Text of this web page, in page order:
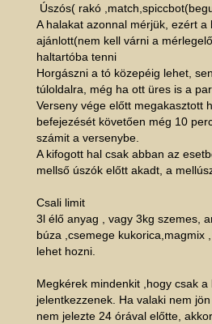
Úszós( rakó
A halakat azonnal mérjük, ezért a
ajánlott(nem kell várni a
haltartóba tenni
Horgászni a tó közepéig lehet,
túloldalra, még ha ott üres is a
Verseny vége előtt megakasztott
befejezését követően még 10
számit a versenybe.
A kifogott hal csak abban az
mellső úszók előtt akadt, a
Csali limit
3l élő anyag , vagy 3kg szemes,
búza ,csemege kukorica,magmix
lehet hozni.
Megkérek mindenkit ,hogy csak a
jelentkezzenek. Ha valaki nem
nem jelezte 24 órával előtte,